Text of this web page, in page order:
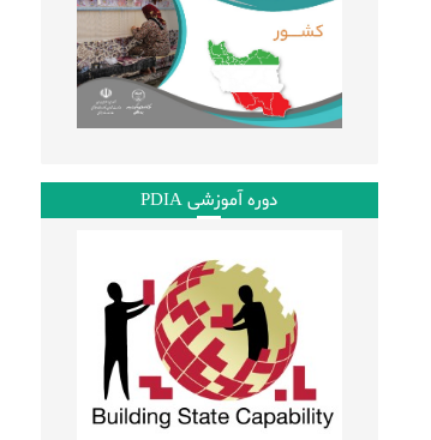
دوره آموزشی PDIA